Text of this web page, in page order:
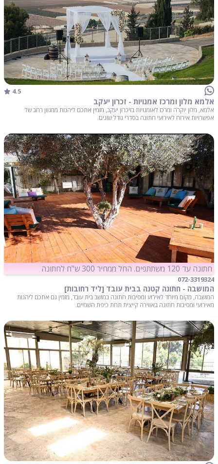
4.5
אלמא מלון ומרכז אמנויות - זכרון יעקב
אלמא, מלון יוקרה ומרכז לאומנויות בזיכרון יעקב, מזמין אתכם ליהנות ממגוון רחב של
אפשרויות אירוח לאירועי חתונה בסדרי גודל שונים.
חתונה עד 120 משתתפים. החל ממחיר 300 ש"ח לחתונה
072-3319324
המושבה - חתונה קטנה בבית עובד [ליד רחובות]
המושבה, מקום מיוחד לאירוע ומסיבות חתונה במושב בית עובד, מזמין גם אתכם ליהנות
מאירועי ומסיבות חתונה באווירה קייצית תחת כיפת השמיים.